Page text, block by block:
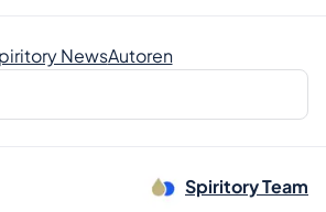
NewsAutoren
Spiritory Team